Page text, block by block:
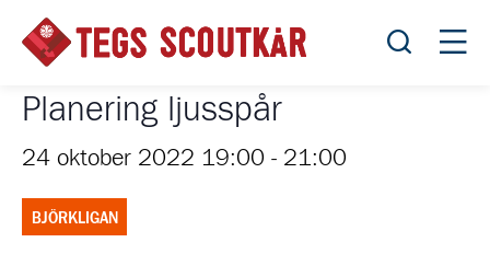
Öppna
Planering ljusspår
24 oktober 2022 19:00 - 21:00
BJÖRKLIGAN